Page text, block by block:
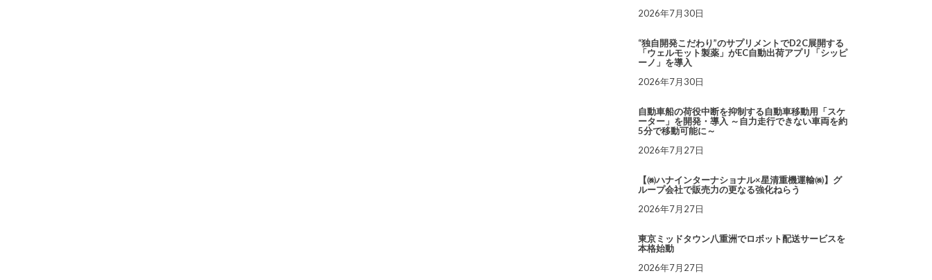
2026年7月30日
“独自開発こだわり”のサプリメントでD2C展開する
「ウェルモット製薬」がEC自動出荷アプリ「シッピ
ーノ」を導入
2026年7月30日
自動車船の荷役中断を抑制する自動車移動用「スケ
ーター」を開発・導入 ～自力走行できない車両を約
5分で移動可能に～
2026年7月27日
【㈱ハナインターナショナル×星清重機運輸㈱】グ
ループ会社で販売力の更なる強化ねらう
2026年7月27日
東京ミッドタウン八重洲でロボット配送サービスを
本格始動
2026年7月27日